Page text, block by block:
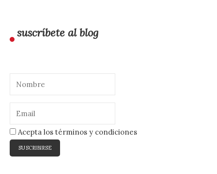
suscríbete al blog
Acepta los términos y condiciones